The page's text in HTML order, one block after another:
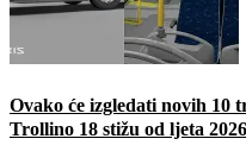
Ovako će izgledati novih 10
Trollino 18 stižu od ljeta